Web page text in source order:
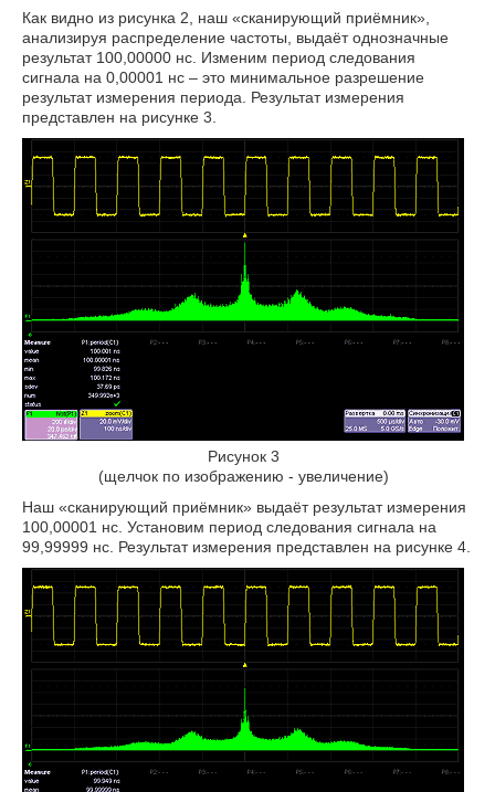
Как видно из рисунка 2, наш «сканирующий приёмник»,
анализируя распределение частоты, выдаёт однозначные
результат 100,00000 нс. Изменим период следования
сигнала на 0,00001 нс – это минимальное разрешение
результат измерения периода. Результат измерения
представлен на рисунке 3.
Рисунок 3
(щелчок по изображению - увеличение)
Наш «сканирующий приёмник» выдаёт результат измерения
100,00001 нс. Установим период следования сигнала на
99,99999 нс. Результат измерения представлен на рисунке 4.